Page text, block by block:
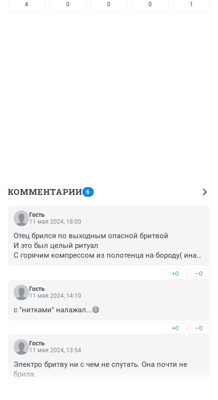
4 0 0 0 1
КОММЕНТАРИИ 6
Гость
11 мая 2024, 18:00
Отец брился по выходным опасной бритвой
И это был целый ритуал
С горячим компрессом из полотенца на бороду( иначе
Со взбиванием пены для бритья в спецстаканчике(
это я делала)
Стала постарше - помогала ему шею брить и баки
+0 –0
Гость
11 мая 2024, 14:10
с "нитками" налажал...😄
+0 –0
Гость
11 мая 2024, 13:54
Электро бритву ни с чем не спутать. Она почти не
брила.